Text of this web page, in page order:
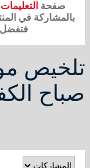
صفحة التعليمات
بالمشاركة في
فتفضل
تلخيص
صباح